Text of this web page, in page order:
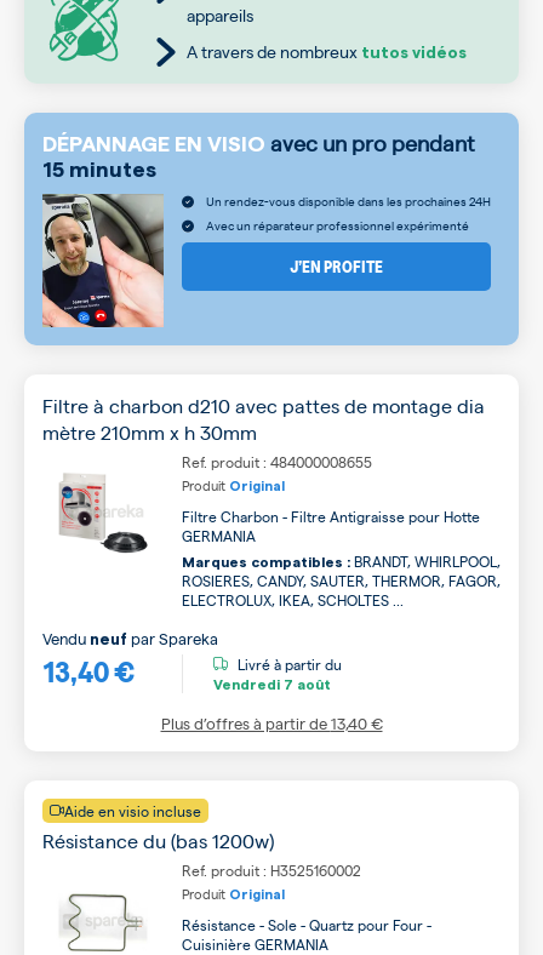
appareils
A travers de nombreux tutos vidéos
DÉPANNAGE EN VISIO avec un pro pendant
15 minutes
Un rendez-vous disponible dans les prochaines 24H
Avec un réparateur professionnel expérimenté
J’EN PROFITE
Filtre à charbon d210 avec pattes de montage dia
mètre 210mm x h 30mm
Ref. produit : 484000008655
Produit Original
Filtre Charbon - Filtre Antigraisse pour Hotte
GERMANIA
Marques compatibles : BRANDT, WHIRLPOOL,
ROSIERES, CANDY, SAUTER, THERMOR, FAGOR,
ELECTROLUX, IKEA, SCHOLTES ...
13,40 €
Vendu neuf parSpareka
Livré à partir du
Vendredi 7 août
Plus d’offres à partir de13,40 €
Aide en visio incluse
Résistance du (bas 1200w)
Ref. produit : H3525160002
Produit Original
Résistance - Sole - Quartz pour Four -
Cuisinière GERMANIA